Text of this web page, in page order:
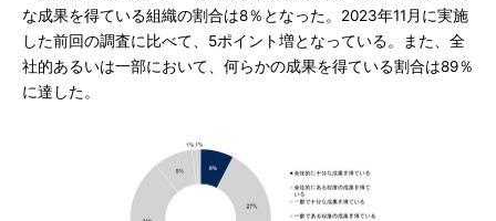
な成果を得ている組織の割合は8％となった。2023年11月に実施
した前回の調査に比べて、5ポイント増となっている。また、全
社的あるいは一部において、何らかの成果を得ている割合は89％
に達した。